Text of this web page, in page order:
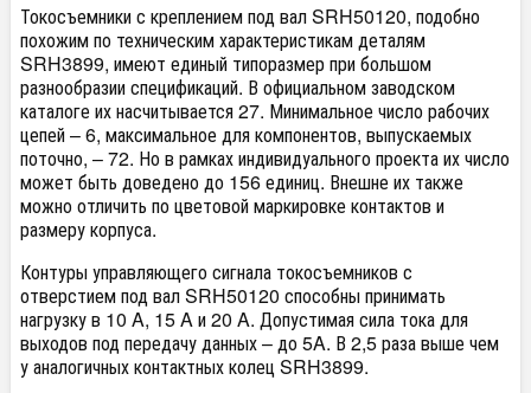
Токосъемники с креплением под вал SRH50120, подобно
похожим по техническим характеристикам деталям
SRH3899, имеют единый типоразмер при большом
разнообразии спецификаций. В официальном заводском
каталоге их насчитывается 27. Минимальное число рабочих
цепей – 6, максимальное для компонентов, выпускаемых
поточно, – 72. Но в рамках индивидуального проекта их число
может быть доведено до 156 единиц. Внешне их также
можно отличить по цветовой маркировке контактов и
размеру корпуса.
Контуры управляющего сигнала токосъемников с
отверстием под вал SRH50120 способны принимать
нагрузку в 10 A, 15 A и 20 A. Допустимая сила тока для
выходов под передачу данных – до 5A. В 2,5 раза выше чем
у аналогичных контактных колец SRH3899.